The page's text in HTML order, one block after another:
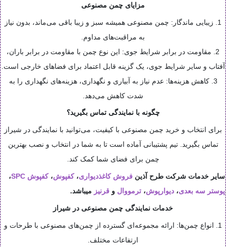
مزایای چمن مصنوعی
1. زیبایی ماندگار: چمن مصنوعی همیشه سبز و زیبا باقی می‌ماند، بدون نیاز
به مراقبت‌های مداوم.
2. مقاومت در برابر شرایط جوی: این نوع چمن با مقاومت در برابر باران،
آفتاب و سایر شرایط جوی، یک گزینه قابل اعتماد برای فضاهای خارجی است.
3. کاهش هزینه‌ها: عدم نیاز به آبیاری و نگهداری، هزینه‌های نگهداری را به
شدت کاهش می‌دهد.
چگونه با نمایندگی تماس بگیرید؟
برای انتخاب و خرید چمن مصنوعی با کیفیت، می‌توانید با نمایندگی در شیراز
تماس بگیرید. تیم پشتیبانی آماده است تا به شما در انتخاب و نصب بهترین
چمن برای فضای شما کمک کند.
سایر خدمات شرکت طرح آذین فروش کاغذدیواری،کفپوش،کفپوش SPC
،
پوستر سه بعدی، دیوارپوش، ترمووال و قرنیز میباشد.
خدمات نمایندگی چمن مصنوعی در شیراز
1. انواع چمن‌ها: ارائه مجموعه‌ای گسترده از چمن‌های مصنوعی با طرحات و
ارتفاعات مختلف.